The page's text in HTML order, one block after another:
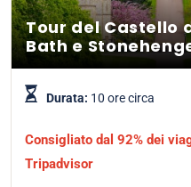
Tour del Castello
Bath e
Durata: 10 ore circa
Consigliato dal 92% dei
Tripadvisor